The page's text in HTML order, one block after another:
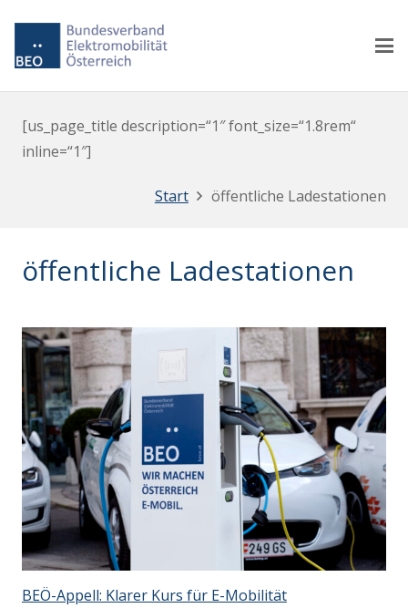
[us_page_title description=“1″ font_size=“1.8rem“
inline=“1″]
Start öffentliche Ladestationen
öffentliche Ladestationen
BEÖ-Appell: Klarer Kurs für E-Mobilität